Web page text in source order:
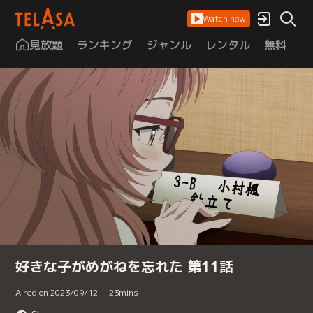
Watch now
見放題 ランキング ジャンル レンタル 無料
好きな子がめがねを忘れた 第11話
Aired on 2023/09/12 23mins